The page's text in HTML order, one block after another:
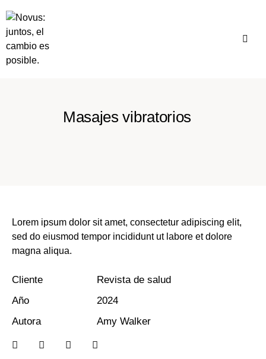
Masajes vibratorios
Lorem ipsum dolor sit amet, consectetur adipiscing elit,
sed do eiusmod tempor incididunt ut labore et dolore
magna aliqua.
Cliente
Revista de salud
Año
2024
Autora
Amy Walker